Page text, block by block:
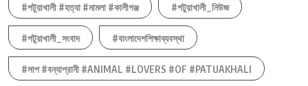
#পটুয়াখালী #হত্যা #মামলা #কালীগঞ্জ
#পটুয়াখালী_নিউজ
#পটুয়াখালী_সংবাদ #বাংলাদেশশিক্ষাব্যবস্থা
#সাপ #বন্যাপ্রানী #ANIMAL #LOVERS #OF #PATUAKHALI